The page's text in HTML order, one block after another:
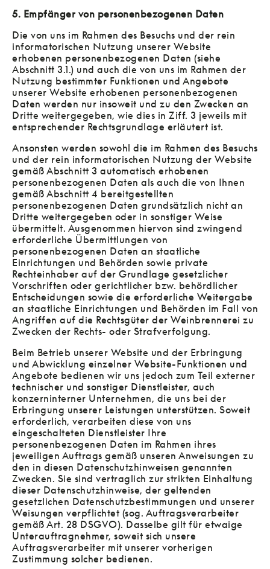
5. Empfänger von personenbezogenen Daten
Die von uns im Rahmen des Besuchs und der rein
informatorischen Nutzung unserer Website
erhobenen personenbezogenen Daten (siehe
Abschnitt 3.1.) und auch die von uns im Rahmen der
Nutzung bestimmter Funktionen und Angebote
unserer Website erhobenen personenbezogenen
Daten werden nur insoweit und zu den Zwecken an
Dritte weitergegeben, wie dies in Ziff. 3 jeweils mit
entsprechender Rechtsgrundlage erläutert ist.
Ansonsten werden sowohl die im Rahmen des Besuchs
und der rein informatorischen Nutzung der Website
gemäß Abschnitt 3 automatisch erhobenen
personenbezogenen Daten als auch die von Ihnen
gemäß Abschnitt 4 bereitgestellten
personenbezogenen Daten grundsätzlich nicht an
Dritte weitergegeben oder in sonstiger Weise
übermittelt. Ausgenommen hiervon sind zwingend
erforderliche Übermittlungen von
personenbezogenen Daten an staatliche
Einrichtungen und Behörden sowie private
Rechteinhaber auf der Grundlage gesetzlicher
Vorschriften oder gerichtlicher bzw. behördlicher
Entscheidungen sowie die erforderliche Weitergabe
an staatliche Einrichtungen und Behörden im Fall von
Angriffen auf die Rechtsgüter der Weinbrennerei zu
Zwecken der Rechts- oder Strafverfolgung.
Beim Betrieb unserer Website und der Erbringung
und Abwicklung einzelner Website-Funktionen und
Angebote bedienen wir uns jedoch zum Teil externer
technischer und sonstiger Dienstleister, auch
konzerninterner Unternehmen, die uns bei der
Erbringung unserer Leistungen unterstützen. Soweit
erforderlich, verarbeiten diese von uns
eingeschalteten Dienstleister Ihre
personenbezogenen Daten im Rahmen ihres
jeweiligen Auftrags gemäß unseren Anweisungen zu
den in diesen Datenschutzhinweisen genannten
Zwecken. Sie sind vertraglich zur strikten Einhaltung
dieser Datenschutzhinweise, der geltenden
gesetzlichen Datenschutzbestimmungen und unserer
Weisungen verpflichtet (sog. Auftragsverarbeiter
gemäß Art. 28 DSGVO). Dasselbe gilt für etwaige
Unterauftragnehmer, soweit sich unsere
Auftragsverarbeiter mit unserer vorherigen
Zustimmung solcher bedienen.